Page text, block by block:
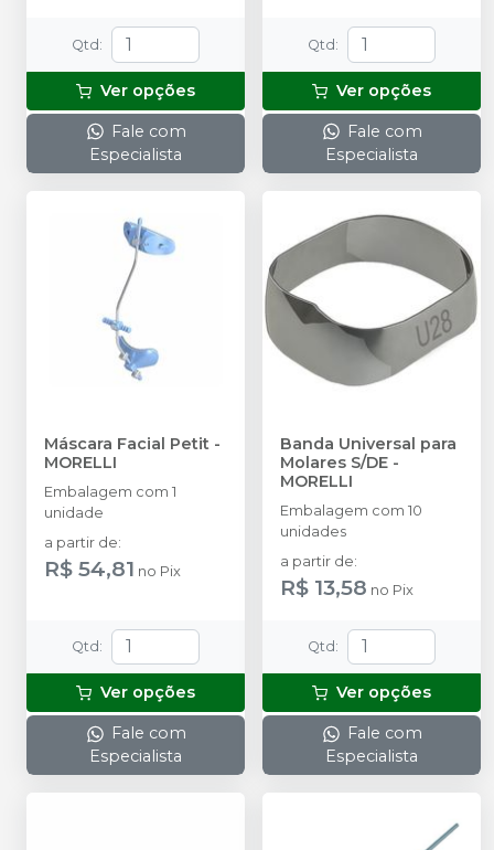
Qtd :
Ver opções
Fale com
Especialista
Qtd :
Ver opções
Fale com
Especialista
Máscara Facial Petit -
MORELLI
Embalagem com 1
unidade
a partir de:
R$ 54,81 no Pix
Qtd :
Ver opções
Fale com
Especialista
Banda Universal para
Molares S/DE -
MORELLI
Embalagem com 10
unidades
a partir de:
R$ 13,58 no Pix
Qtd :
Ver opções
Fale com
Especialista